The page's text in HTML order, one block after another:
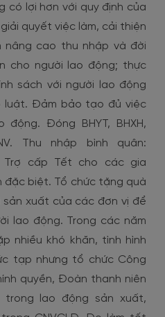
có lợi hơn với quy định của
quyết việc làm, cải thiện
nâng cao thu nhập và đời
cho người lao động; thực
sách với người lao động
luật. Đảm bảo tạo đủ việc
động. Đóng BHYT, BHXH,
Thu nhập bình quân:
Trợ cấp Tết cho các gia
đặc biệt. Tổ chức tặng quà
xuất của các đơn vị để
lao động. Trong các năm
nhiều khó khăn, tình hình
tạp nhưng tổ chức Công
quyền, Đoàn thanh niên
lao động sản xuất,